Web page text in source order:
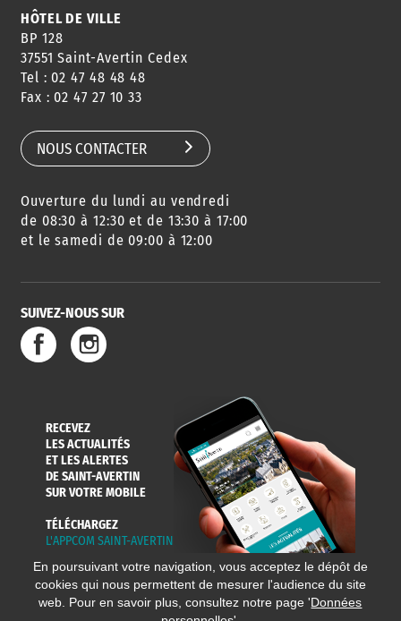
CONSEILS
DE QUARTIER
AGENDA
DES SORTIES
URBANISME
SERVICE
DE L'EAU
HÔTEL DE VILLE
BP 128
37551 Saint-Avertin Cedex
Tel : 02 47 48 48 48
Fax : 02 47 27 10 33
NOUS CONTACTER
Ouverture du lundi au vendredi
de 08:30 à 12:30 et de 13:30 à 17:00
et le samedi de 09:00 à 12:00
SUIVEZ-NOUS SUR
RECEVEZ
LES ACTUALITÉS
ET LES ALERTES
DE SAINT-AVERTIN
SUR VOTRE MOBILE
TÉLÉCHARGEZ
L'APPCOM SAINT-AVERTIN
En poursuivant votre navigation, vous acceptez le dépôt de
cookies qui nous permettent de mesurer l'audience du site
web. Pour en savoir plus, consultez notre page 'Données